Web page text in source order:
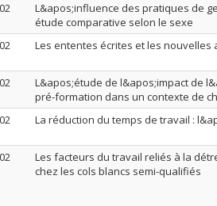
L&apos;influence des pratiques de
étude comparative selon le sexe
Les ententes écrites et les
L&apos;étude de l&apos;impact de
pré-formation dans un contexte de
La réduction du temps de travail :
Les facteurs du travail reliés à la
chez les cols blancs semi-qualifiés